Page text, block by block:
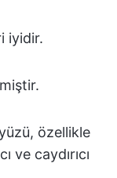
iyidir.
özellikle
ve caydırıcı